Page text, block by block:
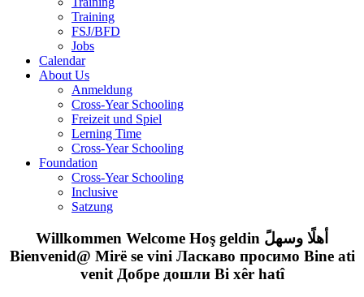
Training
FSJ/BFD
Jobs
Calendar
About Us
Anmeldung
Cross-Year Schooling
Freizeit und Spiel
Lerning Time
Cross-Year Schooling
Foundation
Cross-Year Schooling
Inclusive
Satzung
Willkommen Welcome Hoş geldin أهلًا وسهلً
Bienvenid@ Mirë se vini Ласкаво просимо Bine ati
venit Добре дошли Bi xêr hatî